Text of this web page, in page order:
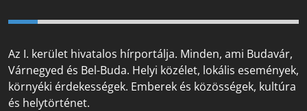
Az I. kerület hivatalos hírportálja. Minden, ami Budavár,
Várnegyed és Bel-Buda. Helyi közélet, lokális események,
környéki érdekességek. Emberek és közösségek, kultúra
és helytörténet.